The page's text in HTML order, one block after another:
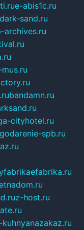
e-abis1c.ru
dark-sand.ru
archives.ru
mus.ru
bandamn.ru
cityhotel.ru
spb.ru
z-host.ru